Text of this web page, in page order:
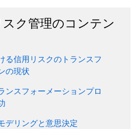
スク管理のコンテン
る信用リスクのトランスフ
の現状
ンスフォーメーションプロ
デリングと意思決定